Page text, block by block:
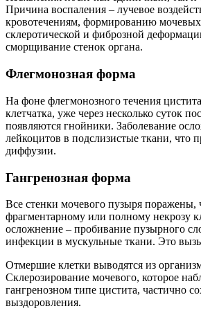
Причина воспаления – лучевое
кровотечениям, формированию
склеротической и фиброзной
сморщивание стенок органа.
Флегмонозная форма
На фоне флегмонозного течения
клетчатка, уже через несколько суток
появляются гнойники. Заболевание
лейкоцитов в подслизистые ткани, что
диффузии.
Гангренозная форма
Все стенки мочевого пузыря поражены,
фрагментарному или полному некрозу
осложнение – пробивание пузырного
инфекции в мускульные ткани. Это
Отмершие клетки выводятся из
Склерозирование мочевого, которое
гангренозном типе цистита, частично
выздоровления.